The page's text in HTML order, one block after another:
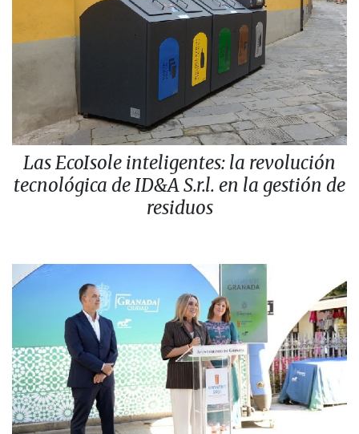
Las EcoIsole inteligentes: la revolución
tecnológica de ID&A S.r.l. en la gestión de
residuos